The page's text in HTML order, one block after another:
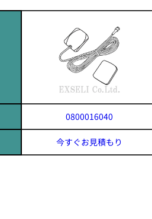
0800016040
今すぐお見積もり